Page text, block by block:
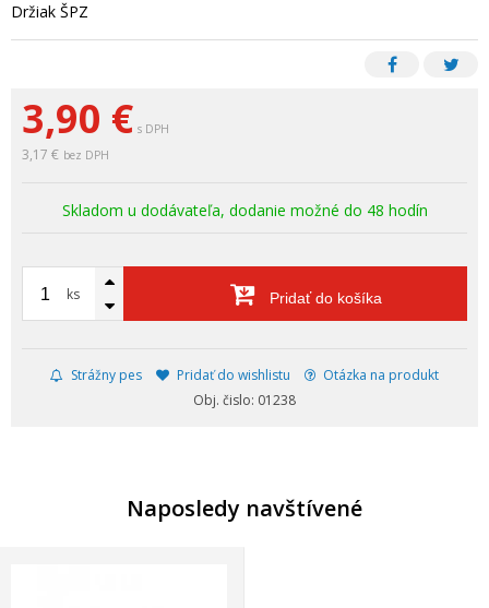
3,90 € s DPH
3,17 € bez DPH
Skladom u dodávateľa, dodanie možné do 48 hodín
ks Pridať do košíka
Strážny pes Pridať do wishlistu
Otázka na produkt
Obj. čislo: 01238
Držiak ŠPZ
Naposledy navštívené